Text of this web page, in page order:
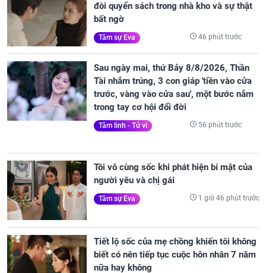
đòi quyển sách trong nhà kho và sự thật
bất ngờ
Tâm sự Eva 46 phút trước
Sau ngày mai, thứ Bảy 8/8/2026, Thần
Tài nhắm trúng, 3 con giáp 'tiền vào cửa
trước, vàng vào cửa sau', một bước nắm
trong tay cơ hội đổi đời
Tâm linh - Tử vi 56 phút trước
Tôi vô cùng sốc khi phát hiện bí mật của
người yêu và chị gái
Tâm sự Eva 1 giờ 46 phút trước
Tiết lộ sốc của mẹ chồng khiến tôi không
biết có nên tiếp tục cuộc hôn nhân 7 năm
nữa hay không